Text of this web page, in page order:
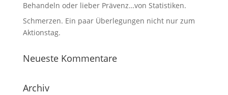
Behandeln oder lieber Prävenz…von Statistiken.
Schmerzen. Ein paar Überlegungen nicht nur zum
Aktionstag.
Neueste Kommentare
Archiv